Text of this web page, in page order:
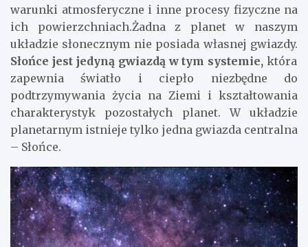
warunki atmosferyczne i inne procesy fizyczne na
ich powierzchniach.Żadna z planet w naszym
układzie słonecznym nie posiada własnej gwiazdy.
Słońce jest jedyną gwiazdą w tym systemie, która
zapewnia światło i ciepło niezbędne do
podtrzymywania życia na Ziemi i kształtowania
charakterystyk pozostałych planet. W układzie
planetarnym istnieje tylko jedna gwiazda centralna
– Słońce.